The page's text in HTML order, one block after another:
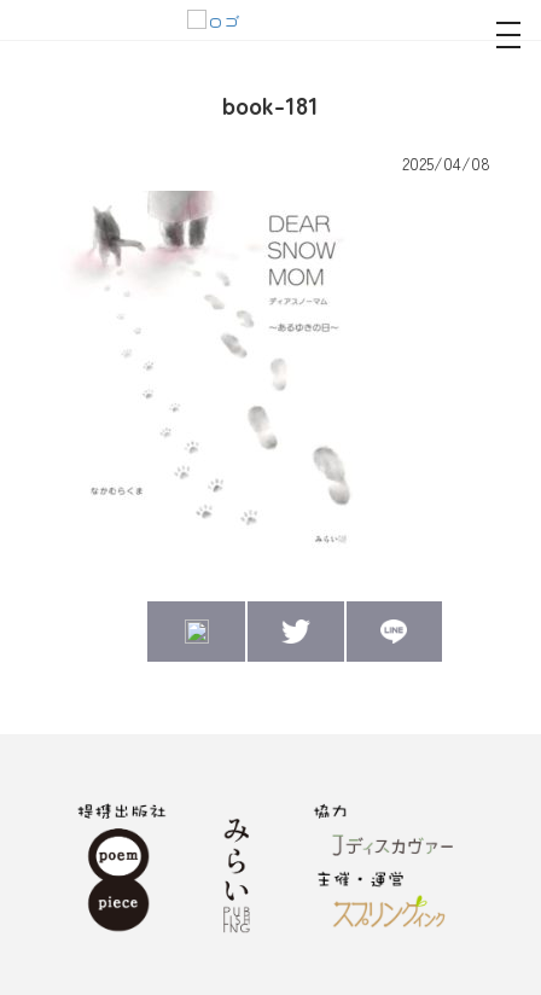
book-181
2025/04/08